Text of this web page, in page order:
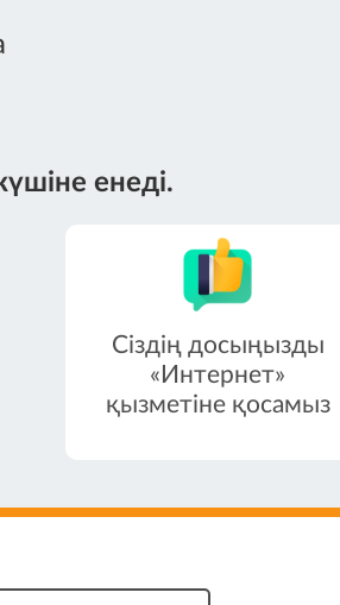
енеді.
Сіздің досыңызды
«Интернет»
қызметіне қосамыз